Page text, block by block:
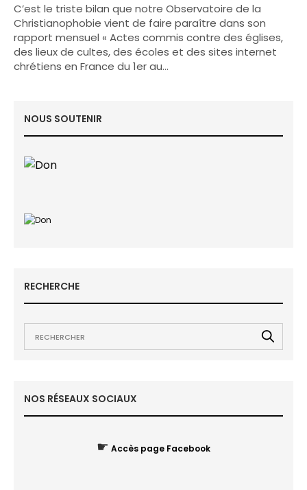
C’est le triste bilan que notre Observatoire de la
Christianophobie vient de faire paraître dans son
rapport mensuel « Actes commis contre des églises,
des lieux de cultes, des écoles et des sites internet
chrétiens en France du 1er au…
NOUS SOUTENIR
RECHERCHE
NOS RÉSEAUX SOCIAUX
☛ Accès page Facebook